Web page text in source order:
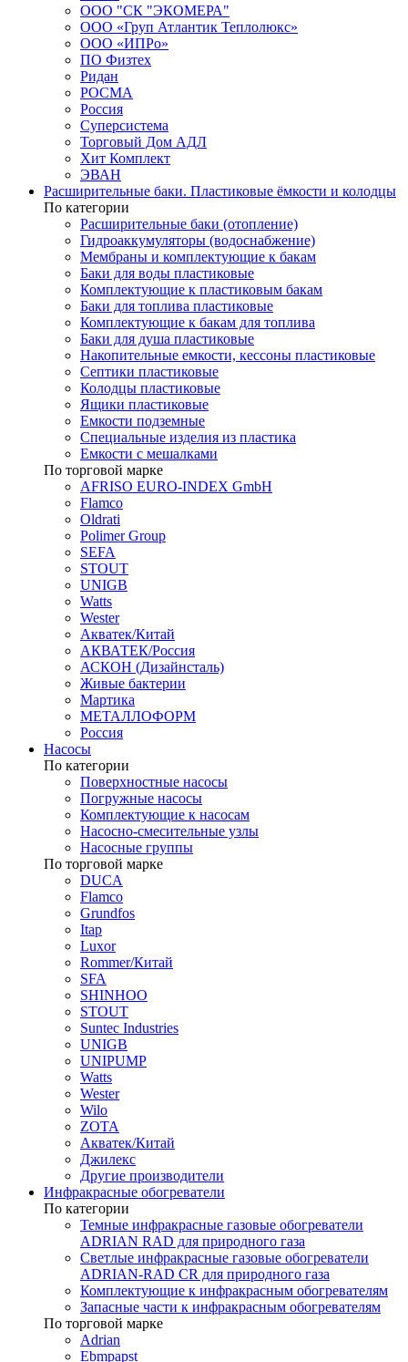
ООО "СК "ЭКОМЕРА"
ООО «Груп Атлантик Теплолюкс»
ООО «ИПРо»
ПО Физтех
Ридан
РОСМА
Россия
Суперсистема
Торговый Дом АДЛ
Хит Комплект
ЭВАН
Расширительные баки. Пластиковые ёмкости и колодцы
По категории
Расширительные баки (отопление)
Гидроаккумуляторы (водоснабжение)
Мембраны и комплектующие к бакам
Баки для воды пластиковые
Комплектующие к пластиковым бакам
Баки для топлива пластиковые
Комплектующие к бакам для топлива
Баки для душа пластиковые
Накопительные емкости, кессоны пластиковые
Септики пластиковые
Колодцы пластиковые
Ящики пластиковые
Емкости подземные
Специальные изделия из пластика
Емкости с мешалками
По торговой марке
AFRISO EURO-INDEX GmbH
Flamco
Oldrati
Polimer Group
SEFA
STOUT
UNIGB
Watts
Wester
Акватек/Китай
АКВАТЕК/Россия
АСКОН (Дизайнсталь)
Живые бактерии
Мартика
МЕТАЛЛОФОРМ
Россия
Насосы
По категории
Поверхностные насосы
Погружные насосы
Комплектующие к насосам
Насосно-смесительные узлы
Насосные группы
По торговой марке
DUCA
Flamco
Grundfos
Itap
Luxor
Rommer/Китай
SFA
SHINHOO
STOUT
Suntec Industries
UNIGB
UNIPUMP
Watts
Wester
Wilo
ZOTA
Акватек/Китай
Джилекс
Другие производители
Инфракрасные обогреватели
По категории
Темные инфракрасные газовые обогреватели
ADRIAN RAD для природного газа
Светлые инфракрасные газовые обогреватели
ADRIAN-RAD CR для природного газа
Комплектующие к инфракрасным обогревателям
Запасные части к инфракрасным обогревателям
По торговой марке
Adrian
Ebmpapst